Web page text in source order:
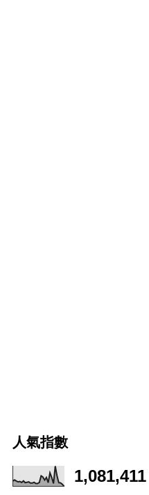
人氣指數
1,081,411